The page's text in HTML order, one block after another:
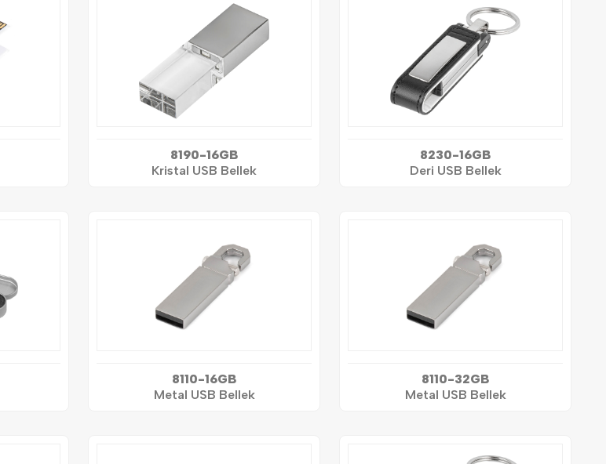
8190-16GB
Kristal USB Bellek
8230-16GB
Deri USB Bellek
8110-16GB
Metal USB Bellek
8110-32GB
Metal USB Bellek